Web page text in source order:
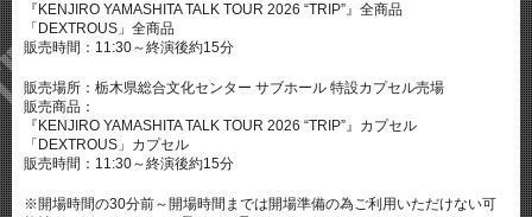
『KENJIRO YAMASHITA TALK TOUR 2026 “TRIP”』全商品
「DEXTROUS」全商品
販売時間：11:30～終演後約15分
販売場所：栃木県総合文化センター サブホール 特設カプセル売場
販売商品：
『KENJIRO YAMASHITA TALK TOUR 2026 “TRIP”』カプセル
「DEXTROUS」カプセル
販売時間：11:30～終演後約15分
※開場時間の30分前～開場時間までは開場準備の為ご利用いただけない可